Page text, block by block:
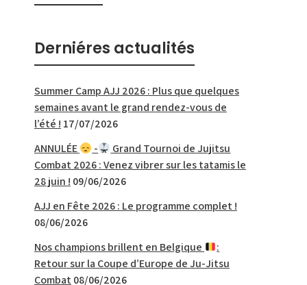
Derniéres actualités
Summer Camp AJJ 2026 : Plus que quelques
semaines avant le grand rendez-vous de
l’été ! 17/07/2026
ANNULÉE
-
Grand Tournoi de Jujitsu
Combat 2026 : Venez vibrer sur les tatamis le
28 juin ! 09/06/2026
AJJ en Fête 2026 : Le programme complet !
08/06/2026
Nos champions brillent en Belgique
:
Retour sur la Coupe d’Europe de Ju-Jitsu
Combat 08/06/2026